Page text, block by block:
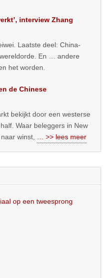
interview Zhang
Laatste deel: China-
En … andere
het worden.
de Chinese
bekijkt door een westerse
Waar beleggers in New
winst, … >> lees meer
108: AI mondiaal op een tweesprong